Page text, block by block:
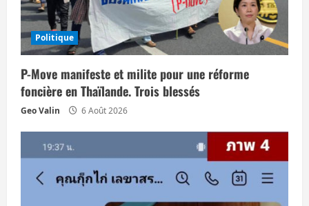
d
’
a
r
t
Politique
P-Move manifeste et milite pour une réforme
foncière en Thaïlande. Trois blessés
Geo Valin 6 Août 2026